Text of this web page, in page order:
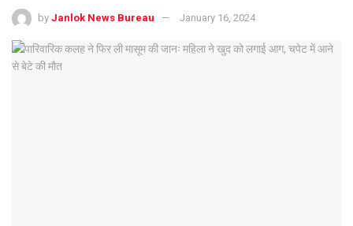
by Janlok News Bureau January 16, 2024